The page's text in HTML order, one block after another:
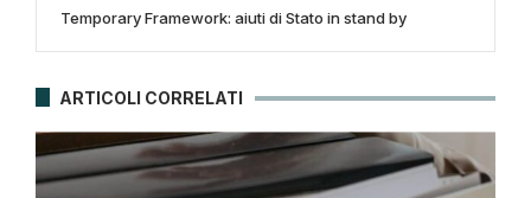
Temporary Framework: aiuti di Stato in stand by
ARTICOLI CORRELATI